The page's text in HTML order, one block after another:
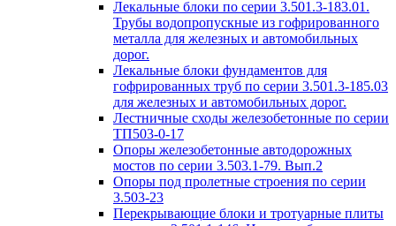
Лекальные блоки по серии 3.501.3-183.01.
Трубы водопропускные из гофрированного
металла для железных и автомобильных
дорог.
Лекальные блоки фундаментов для
гофрированных труб по серии 3.501.3-185.03
для железных и автомобильных дорог.
Лестничные сходы железобетонные по серии
ТП503-0-17
Опоры железобетонные автодорожных
мостов по серии 3.503.1-79. Вып.2
Опоры под пролетные строения по серии
3.503-23
Перекрывающие блоки и тротуарные плиты